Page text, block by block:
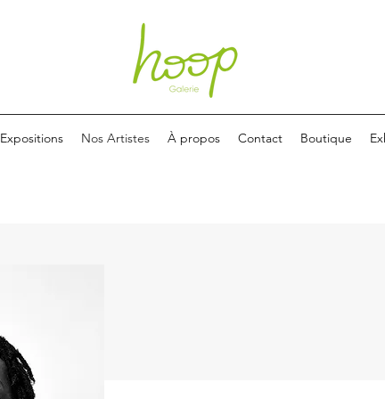
Expositions Nos Artistes À propos Contact Boutique